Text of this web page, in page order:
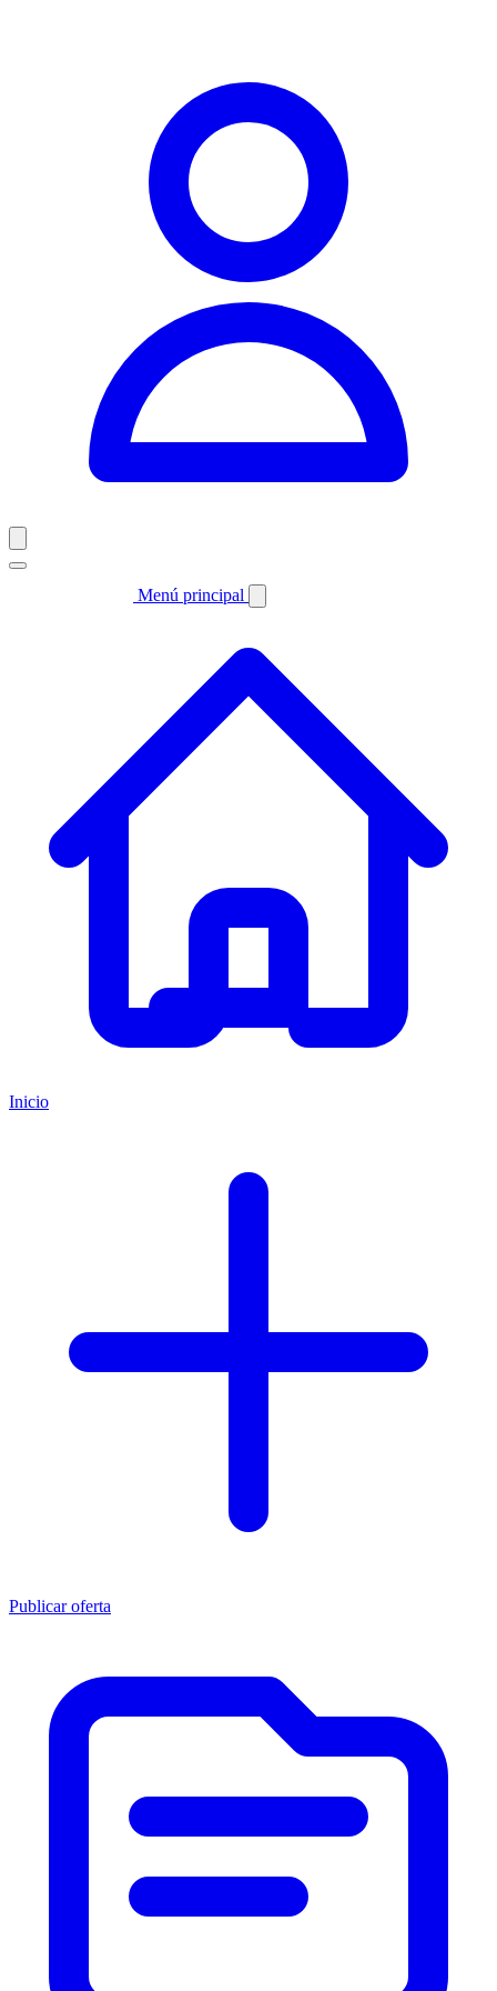
Menú principal
Inicio
Publicar oferta